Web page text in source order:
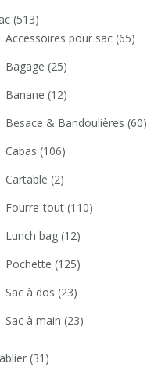
(513)
Accessoires pour sac (65)
Bagage (25)
Banane (12)
Besace & Bandoulières (60)
Cabas (106)
Cartable (2)
Fourre-tout (110)
Lunch bag (12)
Pochette (125)
Sac à dos (23)
Sac à main (23)
(31)